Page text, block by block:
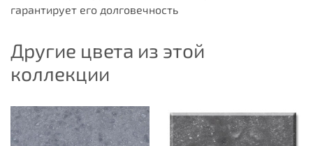
гарантирует его долговечность
Другие цвета из этой
коллекции